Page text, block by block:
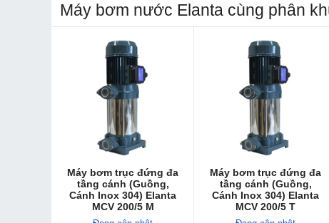
Máy bơm nước Elanta cùng phân
Máy bơm trục đứng đa
tầng cánh (Guồng,
Cánh Inox 304) Elanta
MCV 200/5 M
Máy bơm trục đứng đa
tầng cánh (Guồng,
Cánh Inox 304) Elanta
MCV 200/5 T